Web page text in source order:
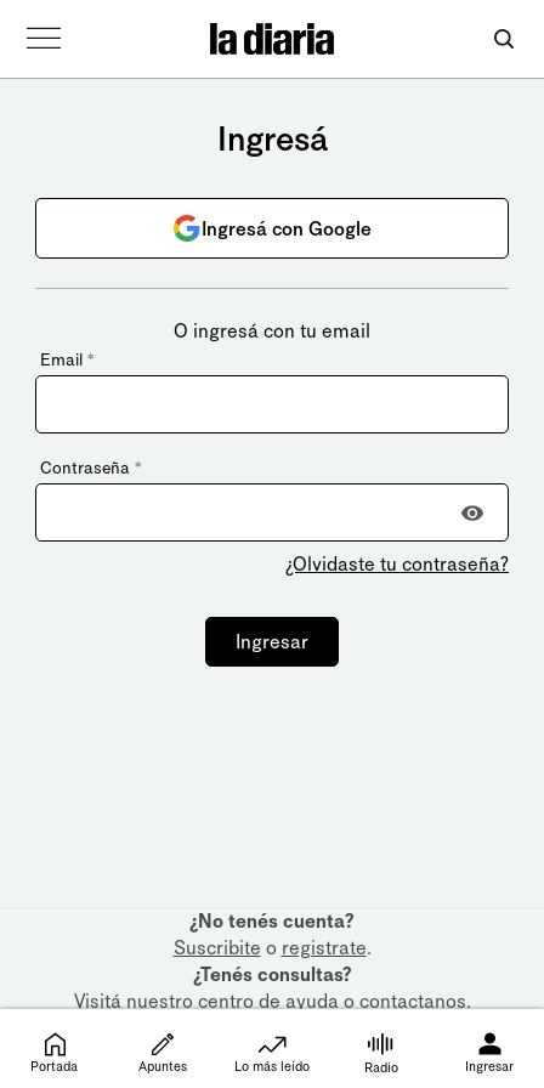
Ingresá
Ingresá con Google
O ingresá con tu email
Email *
Contraseña *
¿Olvidaste tu contraseña?
Ingresar
¿No tenés cuenta?
Suscribite o registrate.
¿Tenés consultas?
Visitá nuestrocentro de ayudaocontactanos.
Portada Apuntes Lo más leído Radio Ingresar